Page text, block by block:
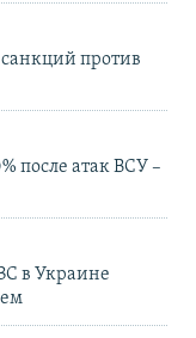
против
после атак ВСУ –
в Украине